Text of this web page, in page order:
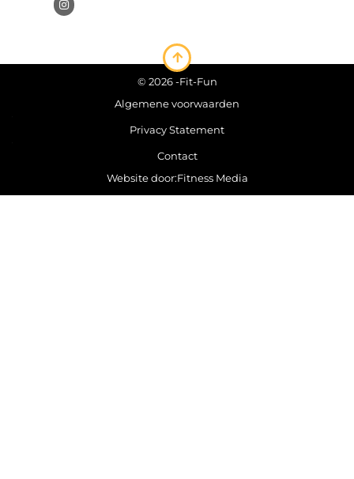
© 2026 -Fit-Fun
Algemene voorwaarden
Privacy Statement
Contact
Website door:Fitness Media